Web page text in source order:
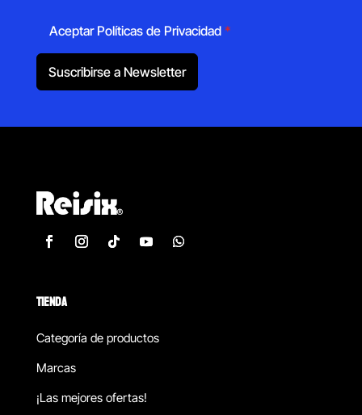
Aceptar Políticas de Privacidad *
Suscribirse a Newsletter
TIENDA
Categoría de productos
Marcas
¡Las mejores ofertas!